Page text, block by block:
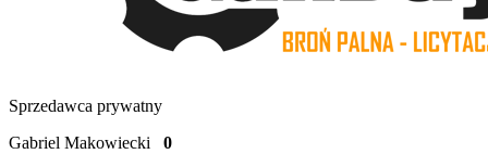
Sprzedawca prywatny
Gabriel Makowiecki 0